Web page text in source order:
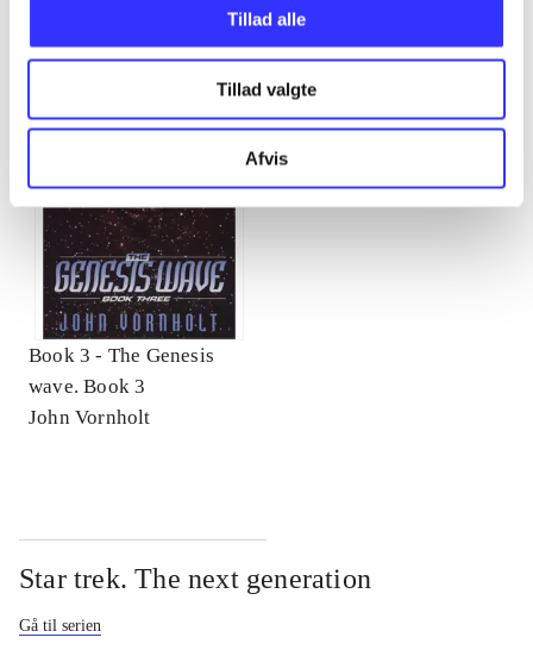
Tillad alle
Tillad valgte
Afvis
Book 3 - The Genesis
wave. Book 3
John Vornholt
Star trek. The next generation
Gå til serien